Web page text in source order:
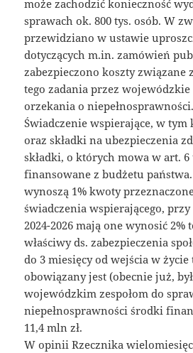
może zachodzić konieczność
sprawach ok. 800 tys. osób. W
przewidziano w ustawie
dotyczących m.in. zamówień
zabezpieczono koszty związane
tego zadania przez wojewódzkie
orzekania o niepełnosprawności.
Świadczenie wspierające, w tym
oraz składki na ubezpieczenia
składki, o których mowa w art. 6
finansowane z budżetu
wynoszą 1% kwoty
świadczenia wspierającego,
2024-2026 mają one wynosić
właściwy ds. zabezpieczenia
do 3 miesięcy od wejścia w życie
obowiązany jest (obecnie już,
wojewódzkim zespołom do
niepełnosprawności środki
11,4 mln zł.
W opinii Rzecznika